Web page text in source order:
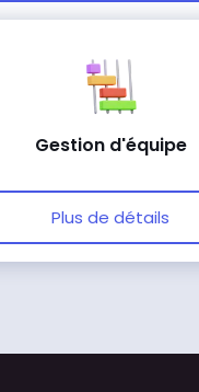
Gestion d'équipe
Plus de détails